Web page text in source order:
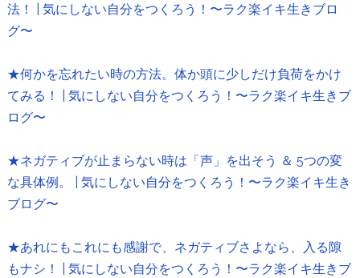
法！ | 気にしない自分をつくろう！〜ラク楽イキ生きブロ
グ〜
★何かを忘れたい時の方法。体か頭に少しだけ負荷をかけ
てみる！ | 気にしない自分をつくろう！〜ラク楽イキ生きブ
ログ〜
★ネガティブが止まらない時は「声」を出そう ＆ 5つの変
な具体例。 | 気にしない自分をつくろう！〜ラク楽イキ生き
ブログ〜
★あれにもこれにも感謝で、ネガティブさよなら、入る隙
もナシ！ | 気にしない自分をつくろう！〜ラク楽イキ生きブ